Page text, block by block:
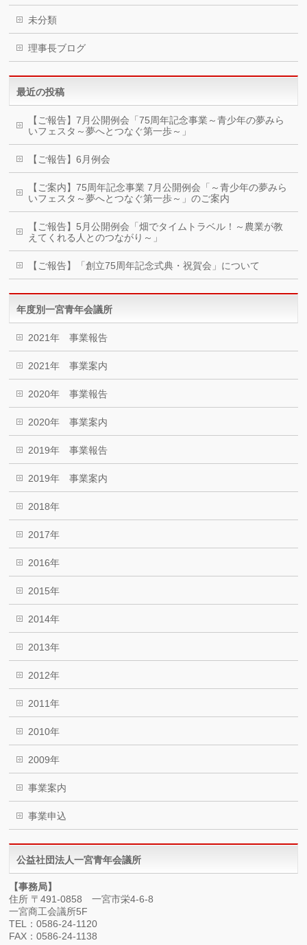
未分類
理事長ブログ
最近の投稿
【ご報告】7月公開例会「75周年記念事業～青少年の夢みら
いフェスタ～夢へとつなぐ第一歩～」
【ご報告】6月例会
【ご案内】75周年記念事業 7月公開例会「～青少年の夢みら
いフェスタ～夢へとつなぐ第一歩～」のご案内
【ご報告】5月公開例会「畑でタイムトラベル！～農業が教
えてくれる人とのつながり～」
【ご報告】「創立75周年記念式典・祝賀会」について
年度別一宮青年会議所
2021年 事業報告
2021年 事業案内
2020年 事業報告
2020年 事業案内
2019年 事業報告
2019年 事業案内
2018年
2017年
2016年
2015年
2014年
2013年
2012年
2011年
2010年
2009年
事業案内
事業申込
公益社団法人一宮青年会議所
【事務局】
住所 〒491-0858 一宮市栄4-6-8
一宮商工会議所5F
TEL：0586-24-1120
FAX：0586-24-1138